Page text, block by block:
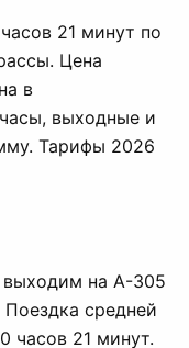
21 минут по
Цена
в
выходные и
Тарифы 2026
выходим на А-305
средней
часов 21 минут.